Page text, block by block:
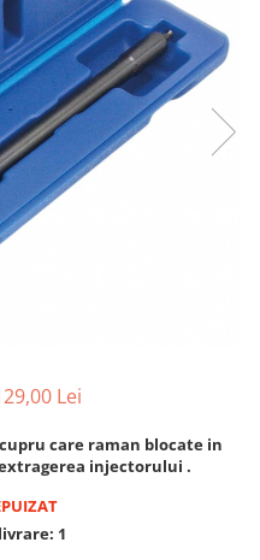
Lei
care raman blocate in
injectorului .
1